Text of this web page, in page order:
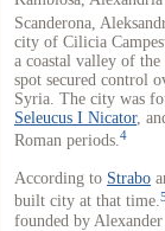
Scanderona,
city of Cilicia
a coastal valley of
spot secured control
Syria. The city was
Seleucus I Nicator,
Roman periods.4
According to Strabo
built city at that time.
founded by